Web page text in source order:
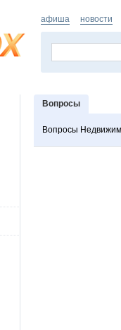
афиша новости
Вопросы
Вопросы